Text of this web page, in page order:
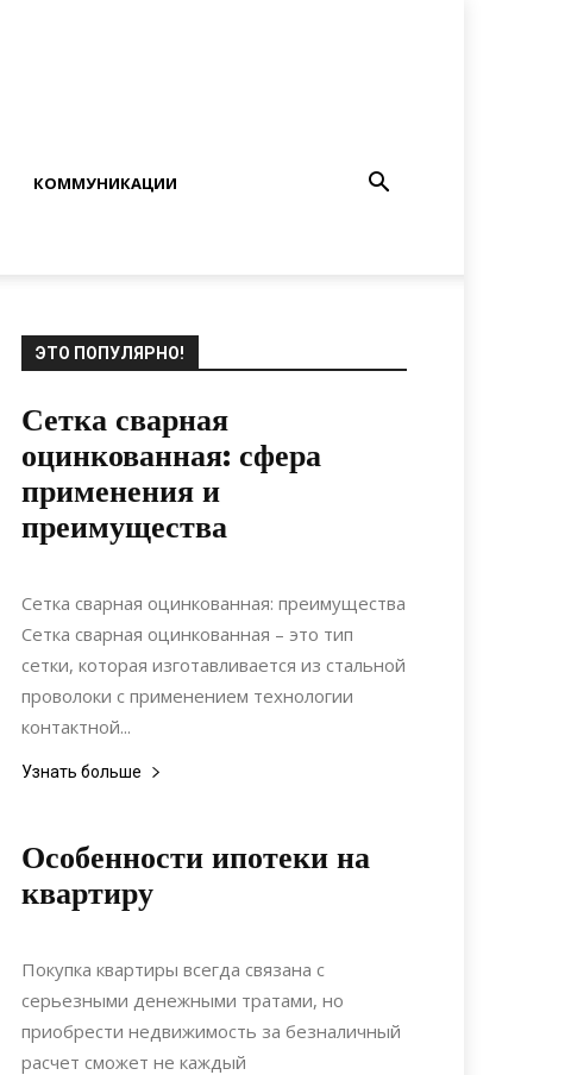
КОММУНИКАЦИИ
ЭТО ПОПУЛЯРНО!
Сетка сварная
оцинкованная: сфера
применения и
преимущества
22.07.2021
Сетка сварная оцинкованная: преимущества
Сетка сварная оцинкованная – это тип
сетки, которая изготавливается из стальной
проволоки с применением технологии
контактной...
Узнать больше
Особенности ипотеки на
квартиру
17.07.2019
Покупка квартиры всегда связана с
серьезными денежными тратами, но
приобрести недвижимость за безналичный
расчет сможет не каждый